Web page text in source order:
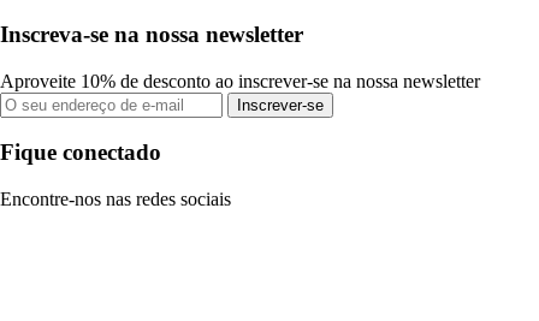
Inscreva-se na nossa newsletter
Aproveite 10% de desconto ao inscrever-se na nossa newsletter
Inscrever-se
Fique conectado
Encontre-nos nas redes sociais